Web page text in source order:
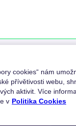
cookies“ nám
přívětivosti webu,
aktivit. Více
v Politika Cookies